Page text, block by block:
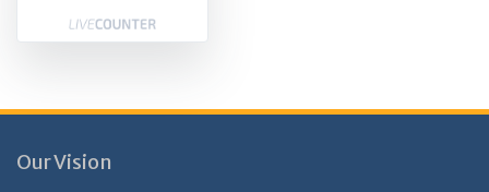
Our Vision